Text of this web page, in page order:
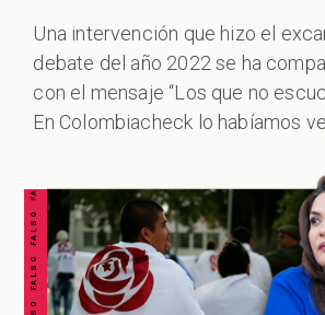
Una intervención que hizo el
debate del año 2022 se ha
con el mensaje “Los que no
En Colombiacheck lo habíamos
FALSO FALSO FALSO FALSO FALSO FALSO FALSO